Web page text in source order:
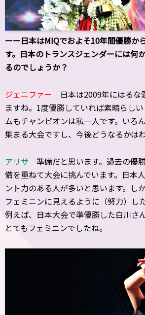
ーー日本はMIQでおよそ10年間優勝か
す。日本のトランスジェンダーには何
るのでしょうか？
ジェニファー 日本は2009年にはるな
ますね。1度優勝していれば素晴らし
ムもチャンピオンは私一人です。いろ
集まる大会ですし、今後どうなるかは
アリサ 準備だと思います。過去の優
備を重ねて大会に挑んでいます。日本
ント力のある人が多いと思います。し
フェミニンに見えるように（努力）し
例えば、日本大会で準優勝した白川さ
とてもフェミニンでしたね。